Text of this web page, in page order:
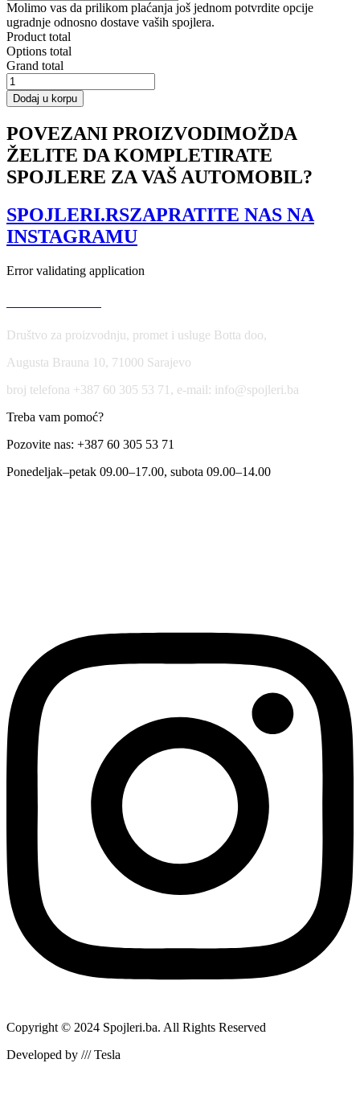
Molimo vas da prilikom plaćanja još jednom potvrdite opcije
ugradnje odnosno dostave vaših spojlera.
Product total
Options total
Grand total
SIDE
SKIRTS
DIFFUSERS
CX-
7
količina
Dodaj u korpu
POVEZANI PROIZVODIMOŽDA
ŽELITE DA KOMPLETIRATE
SPOJLERE ZA VAŠ AUTOMOBIL?
SPOJLERI.RSZAPRATITE NAS NA
INSTAGRAMU
Error validating application
Društvo za proizvodnju, promet i usluge Botta doo,
Augusta Brauna 10, 71000 Sarajevo
broj telefona +387 60 305 53 71, e-mail: info@spojleri.ba
Treba vam pomoć?
Pozovite nas: +387 60 305 53 71
Ponedeljak–petak 09.00–17.00, subota 09.00–14.00
Copyright © 2024 Spojleri.ba. All Rights Reserved
Developed by /// Tesla